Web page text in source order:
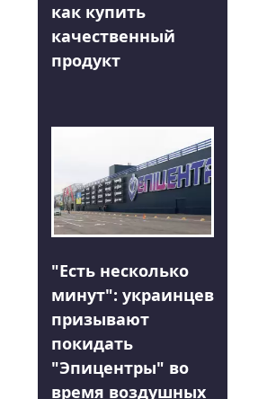
как купить
качественный
продукт
"Есть несколько
минут": украинцев
призывают
покидать
"Эпицентры" во
время воздушных